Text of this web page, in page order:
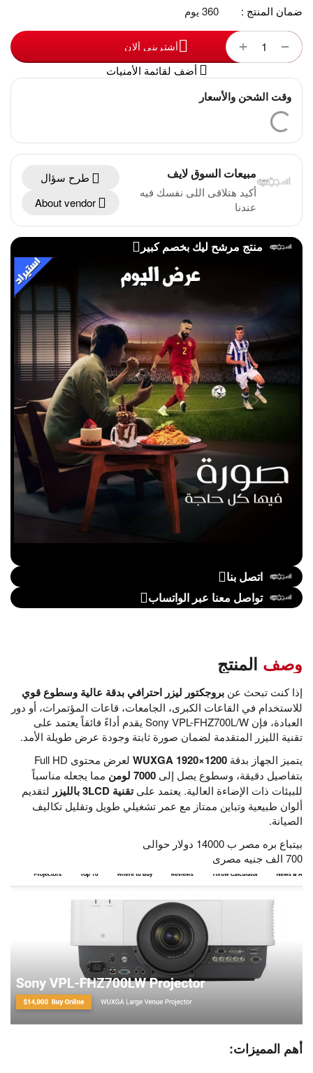
ضمان المنتج : 360 يوم
+ − أشترينى ألان
أضف لقائمة الأمنيات
وقت الشحن والأسعار
مبيعات السوق لايف
أكيد هتلاقى اللى نفسك فيه
عندنا
طرح سؤال
About vendor
منتج مرشح ليك بخصم كبير
اتصل بنا
تواصل معنا عبر الواتساب
وصف المنتج
إذا كنت تبحث عن بروجكتور ليزر احترافي بدقة عالية وسطوع قوي
للاستخدام في القاعات الكبرى، الجامعات، قاعات المؤتمرات، أو دور
العبادة، فإن Sony VPL-FHZ700L/W يقدم أداءً فائقاً يعتمد على
تقنية الليزر المتقدمة لضمان صورة ثابتة وجودة عرض طويلة الأمد.
يتميز الجهاز بدقة WUXGA 1920×1200
لعرض محتوى Full HD
بتفاصيل دقيقة، وسطوع يصل إلى 7000 لومن
مما يجعله مناسباً
للبيئات ذات الإضاءة العالية. يعتمد علىتقنية 3LCD بالليزر
لتقديم
ألوان طبيعية وتباين ممتاز مع عمر تشغيلي طويل وتقليل تكاليف
الصيانة.
بيتباع بره مصر ب 14000 دولار حوالى
700 الف جنيه مصرى
أهم المميزات: